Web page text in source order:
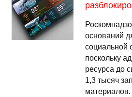
оснований
социальной
поскольку
ресурса до
1,3 тысяч